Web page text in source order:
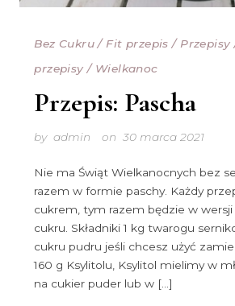
Bez Cukru/ Fit przepis / Przepisy
przepisy / Wielkanoc
Przepis: Pascha
by admin on 30 marca 2021
Nie ma Świąt Wielkanocnych bez
razem w formie paschy. Każdy
cukrem, tym razem będzie w
cukru. Składniki 1 kg twarogu
cukru pudru jeśli chcesz użyć
160 g Ksylitolu, Ksylitol mielimy w
na cukier puder lub w […]